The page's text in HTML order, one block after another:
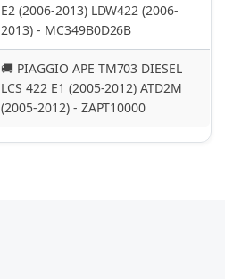
E2 (2006-2013) LDW422 (2006-
2013) - MC349B0D26B
🚚 PIAGGIO APE TM703 DIESEL
LCS 422 E1 (2005-2012) ATD2M
(2005-2012) - ZAPT10000